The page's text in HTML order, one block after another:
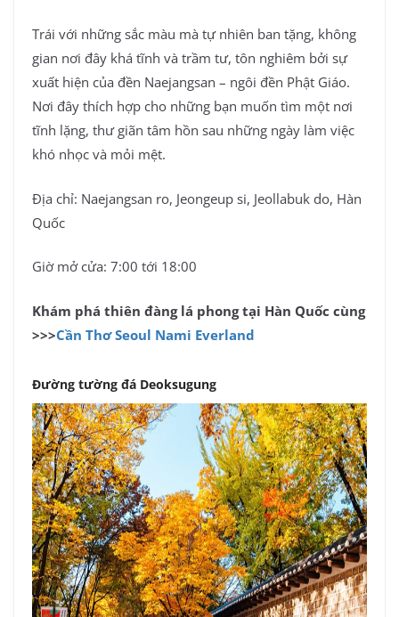
Trái với những sắc màu mà tự nhiên ban tặng, không
gian nơi đây khá tĩnh và trầm tư, tôn nghiêm bởi sự
xuất hiện của đền Naejangsan – ngôi đền Phật Giáo.
Nơi đây thích hợp cho những bạn muốn tìm một nơi
tĩnh lặng, thư giãn tâm hồn sau những ngày làm việc
khó nhọc và mỏi mệt.
Địa chỉ: Naejangsan ro, Jeongeup si, Jeollabuk do, Hàn
Quốc
Giờ mở cửa: 7:00 tới 18:00
Khám phá thiên đàng lá phong tại Hàn Quốc cùng
>>>Cần Thơ Seoul Nami Everland
Đường tường đá Deoksugung